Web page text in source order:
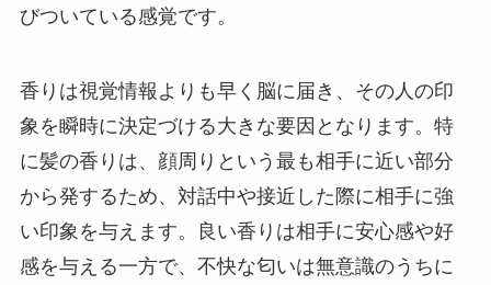
びついている感覚です。
香りは視覚情報よりも早く脳に届き、その人の印
象を瞬時に決定づける大きな要因となります。特
に髪の香りは、顔周りという最も相手に近い部分
から発するため、対話中や接近した際に相手に強
い印象を与えます。良い香りは相手に安心感や好
感を与える一方で、不快な匂いは無意識のうちに